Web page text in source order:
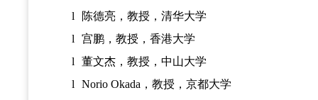
l
陈德亮，教授，清华大学
l
宫鹏，教授，香港大学
l
董文杰，教授，中山大学
l
Norio Okada，教授，京都大学